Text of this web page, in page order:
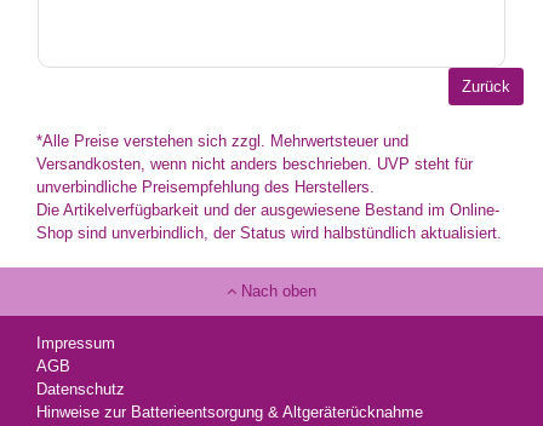
*Alle Preise verstehen sich zzgl. Mehrwertsteuer und
Versandkosten, wenn nicht anders beschrieben. UVP steht für
unverbindliche Preisempfehlung des Herstellers.
Die Artikelverfügbarkeit und der ausgewiesene Bestand im Online-
Shop sind unverbindlich, der Status wird halbstündlich aktualisiert.
Nach oben
Impressum
AGB
Datenschutz
Hinweise zur Batterieentsorgung & Altgeräterücknahme